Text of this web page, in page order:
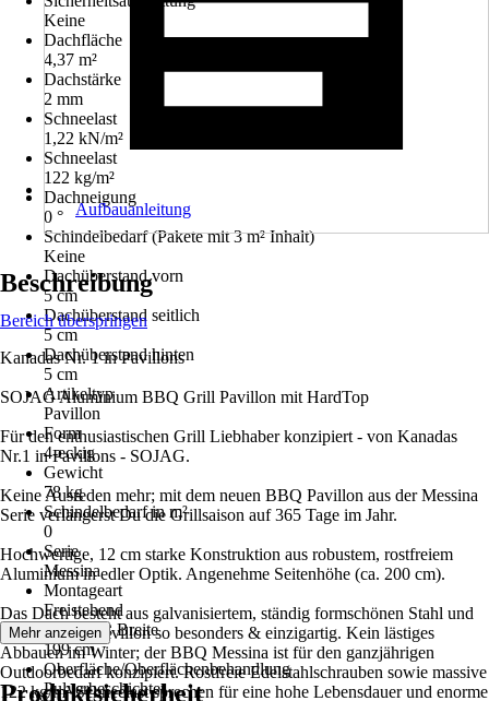
Keine
Dachfläche
4,37 m²
Dachstärke
2 mm
Schneelast
1,22 kN/m²
Schneelast
122 kg/m²
Dachneigung
0 °
Schindelbedarf (Pakete mit 3 m² Inhalt)
Keine
Dachüberstand vorn
5 cm
Dachüberstand seitlich
5 cm
Dachüberstand hinten
5 cm
Artikeltyp
Pavillon
Form
4-eckig
Gewicht
78 kg
Schindelbedarf in m²
0
Serie
Messina
Montageart
Freistehend
Innenmaß Breite
199 cm
Oberfläche/Oberflächenbehandlung
Pulverbeschichtet
Aufbauanleitung
Beschreibung
Bereich überspringen
Kanadas Nr. 1 in Pavillons
SOJAG Aluminium BBQ Grill Pavillon mit HardTop
Für den enthusiastischen Grill Liebhaber konzipiert - von Kanadas
Nr.1 in Pavillons - SOJAG.
Keine Ausreden mehr; mit dem neuen BBQ Pavillon aus der Messina
Serie verlängerst Du die Grillsaison auf 365 Tage im Jahr.
Hochwertige, 12 cm starke Konstruktion aus robustem, rostfreiem
Aluminium in edler Optik. Angenehme Seitenhöhe (ca. 200 cm).
Das Dach besteht aus galvanisiertem, ständig formschönen Stahl und
macht diesen Pavillon so besonders & einzigartig. Kein lästiges
Abbauen im Winter; der BBQ Messina ist für den ganzjährigen
Outdoorbedarf konzipiert. Rostfreie Edelstahlschrauben sowie massive
122 kg/m² Schneelast sprechen für eine hohe Lebensdauer und enorme
Mehr anzeigen
Produktsicherheit